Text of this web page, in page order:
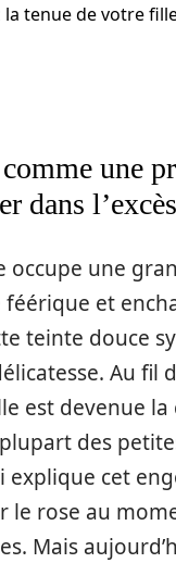
la tenue de votre
une
dans
occupe une
et
teinte douce
Au fil
est devenue
des
explique cet
le rose au
Mais